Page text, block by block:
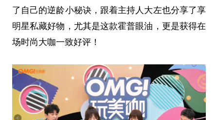
了自己的逆龄小秘诀，跟着主持人大左也分享了享
明星私藏好物，尤其是这款霍普眼油，更是获得在
场时尚大咖一致好评！